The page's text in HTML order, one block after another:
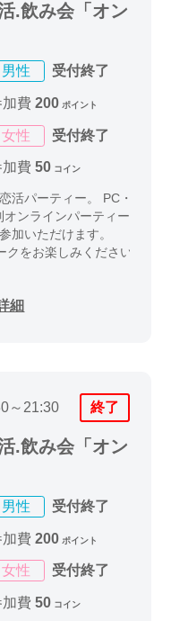
.飲み会「オン
男性 受付終了
加費 200 ポイント
女性 受付終了
加費 50 コイン
活パーティー。 PC・スマ
ンラインパーティーイベン
加いただけます。
クをお楽しみください
細
～21:30 終了
.飲み会「オン
男性 受付終了
加費 200 ポイント
女性 受付終了
加費 50 コイン